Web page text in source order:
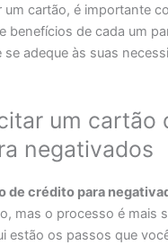
um cartão, é importante
benefícios de cada um
adeque às suas
um cartão
negativados
de crédito para
mas o processo é mais
estão os passos que